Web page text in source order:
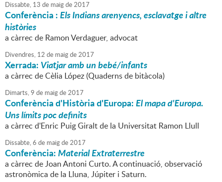
Dissabte, 13 de maigde2017
Conferència :Els Indians arenyencs, esclavatge i altre
històries
a càrrec de Ramon Verdaguer, advocat
Divendres, 12 de maigde2017
Xerrada: Viatjar amb un bebé/infants
a càrrec de Cèlia López (Quaderns de bitàcola)
Dimarts,9 de maigde2017
Conferència d'Història d'Europa:El mapa d'Europa.
Uns límits poc definits
a càrrec d'Enric Puig Giralt de la Universitat Ramon Llull
Dissabte,6 de maigde2017
Conferència:Material Extraterrestre
a càrrec de Joan Antoni Curto. A continuació, observació
astronòmica de la Lluna, Júpiter i Saturn.